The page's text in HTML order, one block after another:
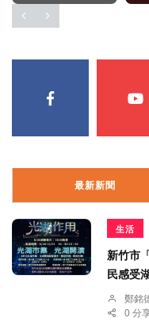
最新新聞
生活
新竹市
民感受
鄭銘
0 分